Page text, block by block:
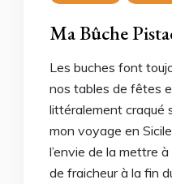
Ma Bûche
Les buches font
nos tables de fêtes
littéralement craqué
mon voyage en
l’envie de la mettre à
de fraicheur à la fin